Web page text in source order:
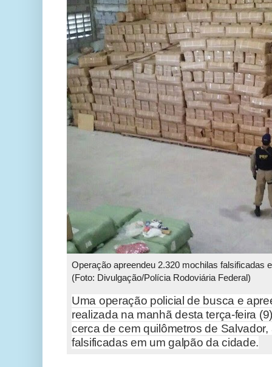
Operação apreendeu 2.320 mochilas falsificadas
(Foto: Divulgação/Polícia Rodoviária Federal)
Uma operação policial de busca e
realizada na manhã desta terça-feira
cerca de cem quilômetros de
falsificadas em um galpão da cidade.